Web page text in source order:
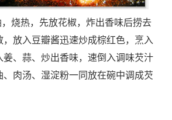
烧热，先放花椒，炸出香味后捞去
放入豆瓣酱迅速炒成棕红色，烹入
姜、蒜、炒出香味，速倒入调味芡汁
、肉汤、湿淀粉一同放在碗中调成芡